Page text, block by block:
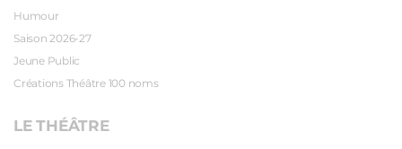
Humour
Saison 2026-27
Jeune Public
Créations Théâtre 100 noms
LE THÉÂTRE